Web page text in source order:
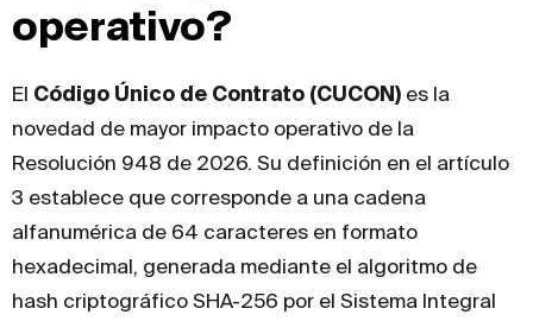
operativo?
El Código Único de Contrato (CUCON) es la
novedad de mayor impacto operativo de la
Resolución 948 de 2026. Su definición en el artículo
3 establece que corresponde a una cadena
alfanumérica de 64 caracteres en formato
hexadecimal, generada mediante el algoritmo de
hash criptográfico SHA-256 por el Sistema Integral